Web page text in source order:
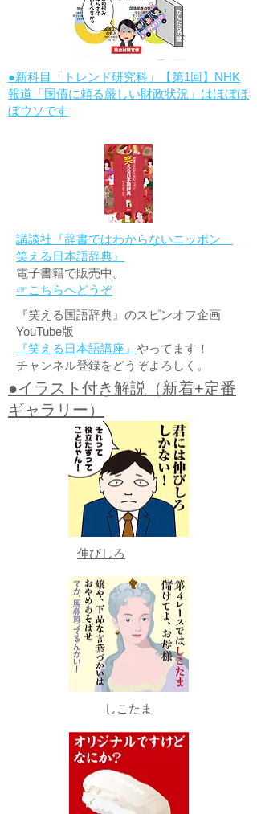
●新科目「トレンド研究科」【第1回】NHK
報道「国債に頼る厳しい財政状況」はほぼほ
ぼウソです
講談社『辞書ではわからないニッポン
笑える日本語辞典』
電子書籍で販売中。
☞こちらへどうぞ
『笑える国語辞典』のスピンオフ企画
YouTube版
『笑える日本語講座』 やってます！
チャンネル登録をどうぞよろしく。
●イラスト付き解説（新着+定番
ギャラリー）
伸びしろ
しこたま